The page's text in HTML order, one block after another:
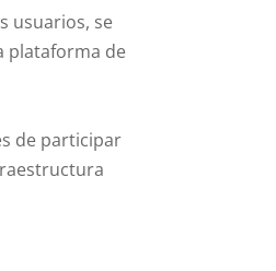
usuarios, se
plataforma de
de participar